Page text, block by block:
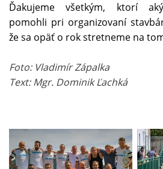
Ďakujeme všetkým, ktorí
pomohli pri organizovaní
že sa opäť o rok stretneme na
Foto: Vladimír Zápalka
Text: Mgr. Dominik Ľachká